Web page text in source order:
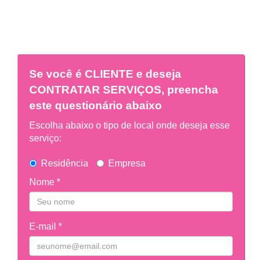
Se você é CLIENTE e deseja
CONTRATAR SERVIÇOS, preencha
este questionário abaixo
Escolha abaixo o tipo de local onde deseja esse
serviço:
Residência
Empresa
Nome *
E-mail *